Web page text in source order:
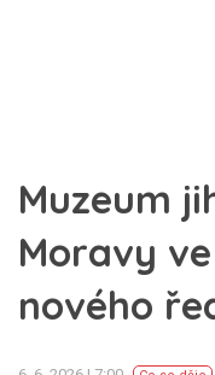
Muzeum
Moravy
nového